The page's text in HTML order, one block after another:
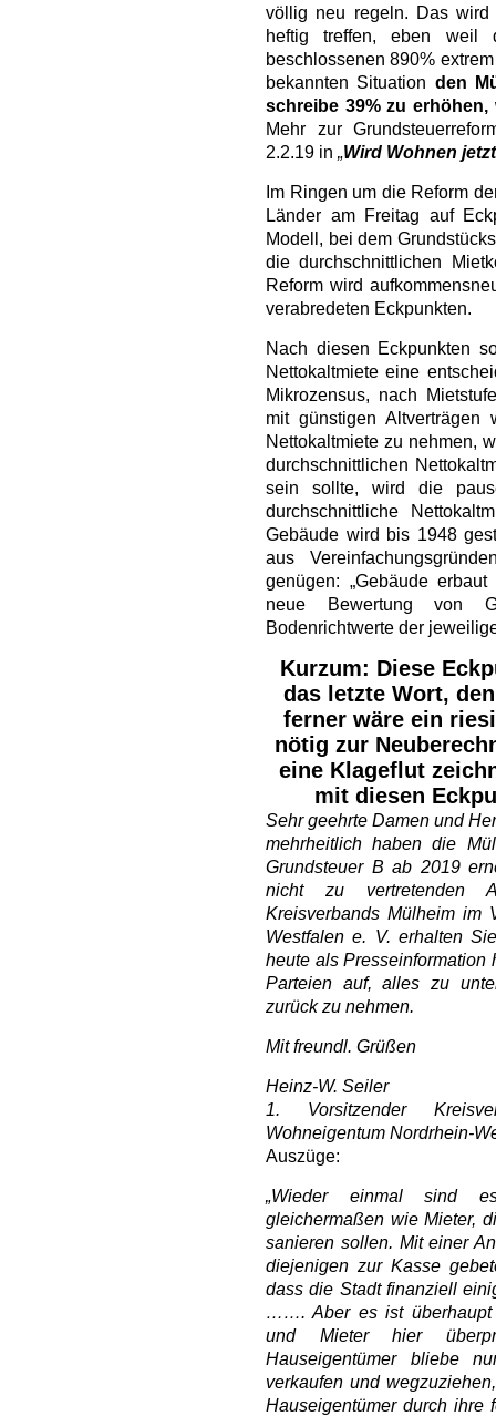
völlig neu regeln. Das wird
heftig treffen, eben
beschlossenen 890%
bekannten Situation den
schreibe 39% zu
Mehr zur
2.2.19 in „Wird Wohnen
Im Ringen um die Reform
Länder am Freitag auf
Modell, bei dem
die durchschnittlichen
Reform wird
verabredeten Eckpunkten.
Nach diesen Eckpunkten
Nettokaltmiete eine
Mikrozensus, nach
mit günstigen Altverträgen
Nettokaltmiete zu nehmen,
durchschnittlichen
sein sollte, wird die
durchschnittliche
Gebäude wird bis 1948
aus
genügen: „Gebäude
neue Bewertung von
Bodenrichtwerte der
Kurzum: Diese
das letzte Wort,
ferner wäre ein
nötig zur
eine Klageflut
mit diesen
Sehr geehrte Damen und
mehrheitlich haben die
Grundsteuer B ab 2019
nicht zu vertretenden
Kreisverbands Mülheim im
Westfalen e. V. erhalten
heute als Presseinformation
Parteien auf, alles zu
zurück zu nehmen.
Mit freundl. Grüßen
Heinz-W. Seiler
1. Vorsitzender
Wohneigentum Nordrhein-
Auszüge:
„Wieder einmal sind
gleichermaßen wie Mieter,
sanieren sollen. Mit einer
diejenigen zur Kasse
dass die Stadt finanziell
……. Aber es ist überhaupt
und Mieter hier
Hauseigentümer bliebe
verkaufen und
Hauseigentümer durch ihre